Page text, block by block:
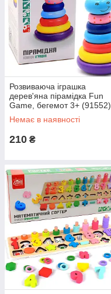
Розвиваюча іграшка
дерев'яна пірамідка Fun
Game, бегемот 3+ (91552)
Немає в наявності
210 ₴